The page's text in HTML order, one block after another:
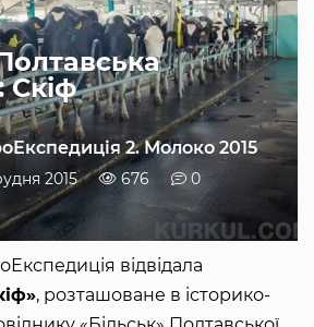
Скіф
2. Молоко 2015
2015 676 0
відвідала
, розташоване в історико-